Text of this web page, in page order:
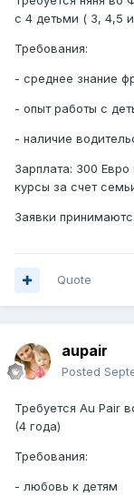
с 4 детьми ( 3, 4,5 и
Требования:
- среднее знание
- опыт работы с
- наличие
Зарплата: 300
курсы за счет
Заявки
Quote
aupair
Posted
Требуется Au Pair
(4 года)
Требования:
- любовь к детям